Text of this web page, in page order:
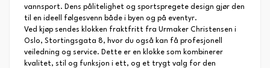
vannsport. Dens pålitelighet og sportspregete design gjør den
til en ideell følgesvenn både i byen og på eventyr.
Ved kjøp sendes klokken fraktfritt fra Urmaker Christensen i
Oslo, Stortingsgata 8, hvor du også kan få profesjonell
veiledning og service. Dette er en klokke som kombinerer
kvalitet, stil og funksjon i ett, og et trygt valg for den